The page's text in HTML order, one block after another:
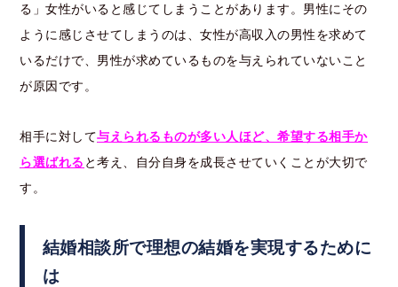
る」女性がいると感じてしまうことがあります。男性にその
ように感じさせてしまうのは、女性が高収入の男性を求めて
いるだけで、男性が求めているものを与えられていないこと
が原因です。
相手に対して与えられるものが多い人ほど、希望する相手か
ら選ばれる と考え、自分自身を成長させていくことが大切で
す。
結婚相談所で理想の結婚を実現するために
は